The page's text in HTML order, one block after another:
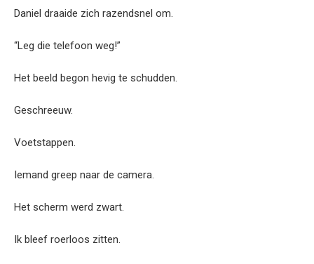
Daniel draaide zich razendsnel om.
“Leg die telefoon weg!”
Het beeld begon hevig te schudden.
Geschreeuw.
Voetstappen.
Iemand greep naar de camera.
Het scherm werd zwart.
Ik bleef roerloos zitten.